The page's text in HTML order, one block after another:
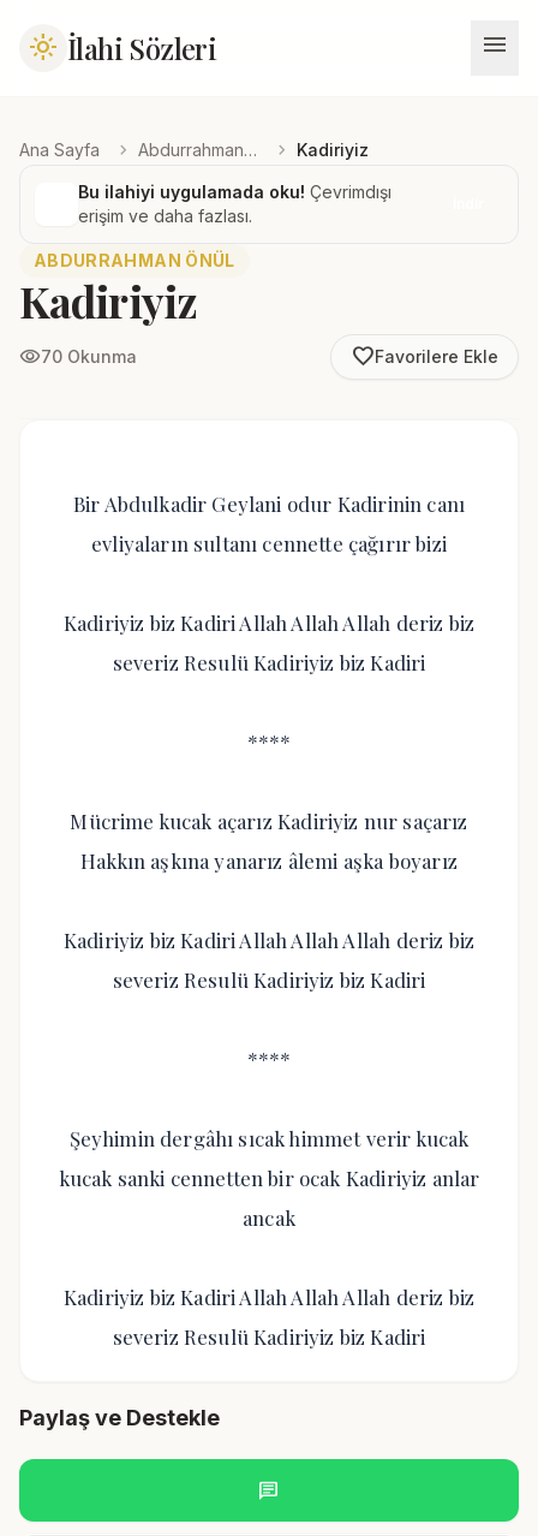
light_mode İlahi Sözleri menu
Ana Sayfa chevron_right Abdurrahman Önül chevron_right Kadiriyiz
Bu ilahiyi uygulamada oku! Çevrimdışı
erişim ve daha fazlası.
ABDURRAHMAN ÖNÜL
Kadiriyiz
visibility70 Okunma favorite_borderFavorilere Ekle
Bir Abdulkadir Geylani odur Kadirinin canı
evliyaların sultanı cennette çağırır bizi
Kadiriyiz biz Kadiri Allah Allah Allah deriz biz
severiz Resulü Kadiriyiz biz Kadiri
****
Mücrime kucak açarız Kadiriyiz nur saçarız
Hakkın aşkına yanarız âlemi aşka boyarız
Kadiriyiz biz Kadiri Allah Allah Allah deriz biz
severiz Resulü Kadiriyiz biz Kadiri
****
Şeyhimin dergâhı sıcak himmet verir kucak
kucak sanki cennetten bir ocak Kadiriyiz anlar
ancak
Kadiriyiz biz Kadiri Allah Allah Allah deriz biz
severiz Resulü Kadiriyiz biz Kadiri
Paylaş ve Destekle
chat